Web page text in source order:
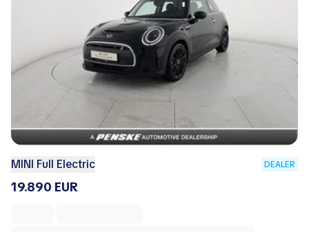
MINI Full Electric DEALER
19.890 EUR